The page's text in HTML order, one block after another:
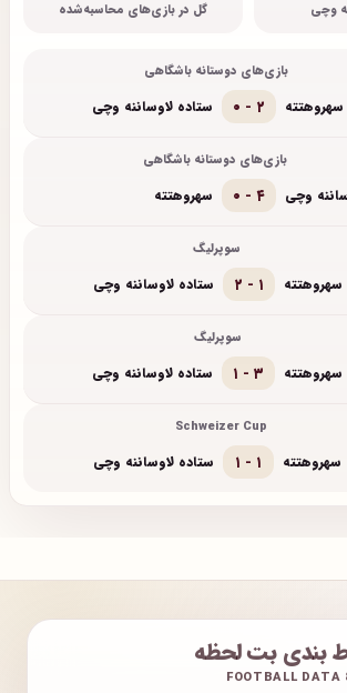
وچی گل در بازی‌های محاسبه‌شده
بازی‌های دوستانه باشگاهی
سهروهتته ۰ - ۲ ستاده لاوساننه وچی
بازی‌های دوستانه باشگاهی
وچی ۰ - ۴ سهروهتته
سوپرلیگ
سهروهتته ۲ - ۱ ستاده لاوساننه وچی
سوپرلیگ
سهروهتته ۱ - ۳ ستاده لاوساننه وچی
Schweizer Cup
سهروهتته ۱ - ۱ ستاده لاوساننه وچی
بندی بت لحظه
FOOTBALL DATA